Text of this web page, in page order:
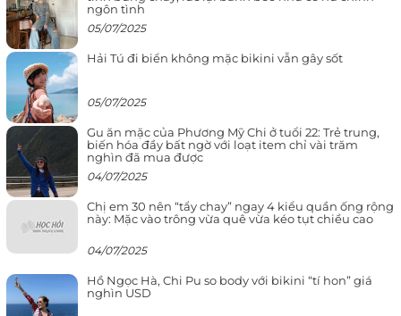
ngôn tình
05/07/2025
Hải Tú đi biển không mặc bikini vẫn gây sốt
05/07/2025
Gu ăn mặc của Phương Mỹ Chi ở tuổi 22: Trẻ trung,
biến hóa đầy bất ngờ với loạt item chỉ vài trăm
nghìn đã mua được
04/07/2025
Chị em 30 nên “tẩy chay” ngay 4 kiểu quần ống rộng
này: Mặc vào trông vừa quê vừa kéo tụt chiều cao
04/07/2025
Hồ Ngọc Hà, Chi Pu so body với bikini “tí hon” giá
nghìn USD